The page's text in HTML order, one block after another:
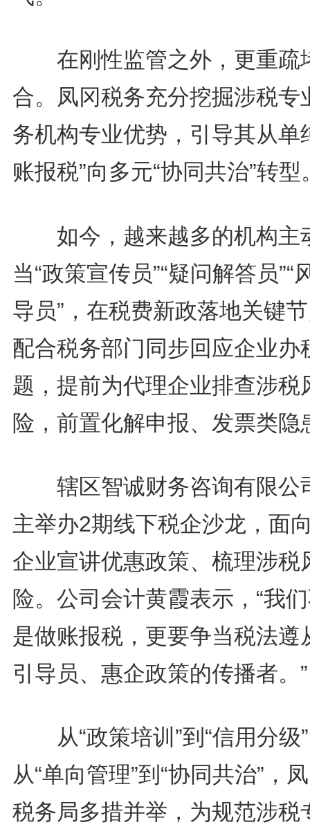
在刚性监管之外，更重疏
合。凤冈税务充分挖掘涉税专
务机构专业优势，引导其从单
账报税”向多元“协同共治”转型
如今，越来越多的机构主
当“政策宣传员”“疑问解答员”“
导员”，在税费新政落地关键
配合税务部门同步回应企业办
题，提前为代理企业排查涉税
险，前置化解申报、发票类隐
辖区智诚财务咨询有限公
主举办2期线下税企沙龙，面
企业宣讲优惠政策、梳理涉税
险。公司会计黄霞表示，“我
是做账报税，更要争当税法遵
引导员、惠企政策的传播者。”
从“政策培训”到“信用分级
从“单向管理”到“协同共治”，
税务局多措并举，为规范涉税